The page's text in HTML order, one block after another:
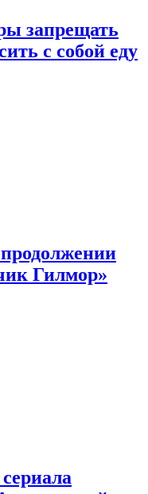
запрещать
с собой еду
Гилмор»